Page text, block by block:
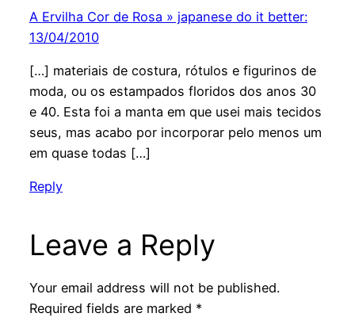
A Ervilha Cor de Rosa » japanese do it better:
13/04/2010
[…] materiais de costura, rótulos e figurinos de
moda, ou os estampados floridos dos anos 30
e 40. Esta foi a manta em que usei mais tecidos
seus, mas acabo por incorporar pelo menos um
em quase todas […]
Reply
Leave a Reply
Your email address will not be published.
Required fields are marked *